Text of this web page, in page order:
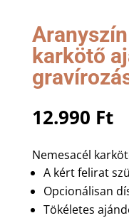
karkötő
12.990 Ft
Nemesacél
A kért felirat
Opcionálisan
Tökéletes